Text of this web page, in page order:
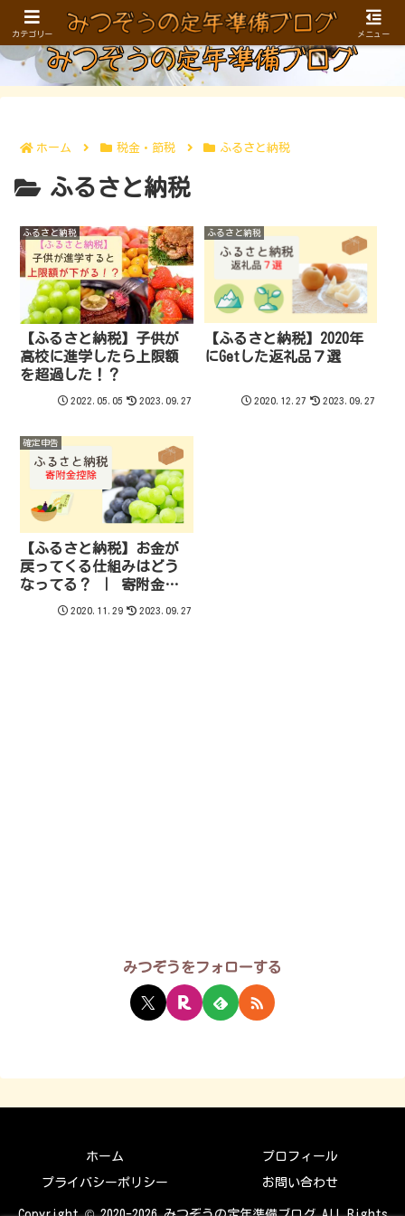
お金、健康、仕事／生きがい…。40〜50代に向けた定年準備ブログ
ホーム 税金・節税 ふるさと納税
ふるさと納税
ふるさと納税
【ふるさと納税】子供が
高校に進学したら上限額
を超過した！？
2022.05.05 2023.09.27
ふるさと納税
【ふるさと納税】2020年
にGetした返礼品７選
2020.12.27 2023.09.27
確定申告
【ふるさと納税】お金が
戻ってくる仕組みはどう
なってる？ ｜ 寄附金控
除のしくみ
2020.11.29 2023.09.27
みつぞうをフォローする
ホーム プロフィール
プライバシーポリシー お問い合わせ
カテゴリー メニュー